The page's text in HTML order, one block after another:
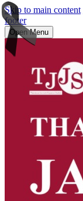
Skip to main content
footer
Open Menu